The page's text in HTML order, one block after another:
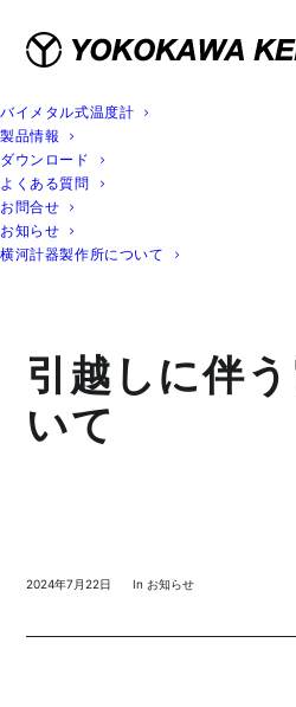
バイメタル式温度計
製品情報
ダウンロード
よくある質問
お問合せ
お知らせ
横河計器製作所について
引越しに伴
いて
2024年7月22日 In お知らせ